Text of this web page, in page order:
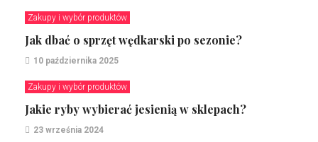
Zakupy i wybór produktów
Jak dbać o sprzęt wędkarski po sezonie?
10 października 2025
Zakupy i wybór produktów
Jakie ryby wybierać jesienią w sklepach?
23 września 2024